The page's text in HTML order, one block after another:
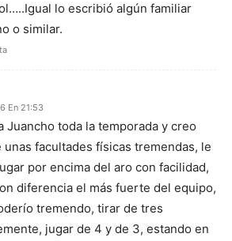
lo escribió algún familiar
o similar.
En 21:53
Juancho toda la temporada y creo
unas facultades físicas tremendas, le
por encima del aro con facilidad,
diferencia el más fuerte del equipo,
tremendo, tirar de tres
jugar de 4 y de 3, estando en